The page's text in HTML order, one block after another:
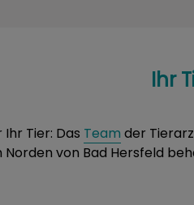
Ihr
Ihr Tier: Das Team der
Norden von Bad Hersfeld